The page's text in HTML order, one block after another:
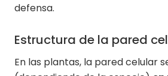
defensa.
Estructura de la pared
En las plantas, la pared celular